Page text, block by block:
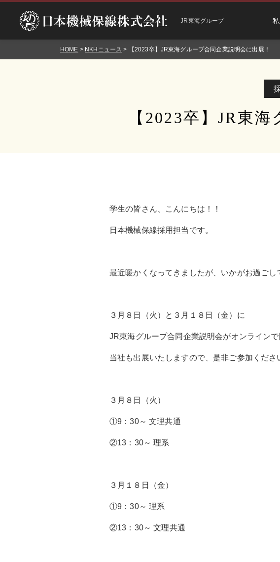
JR東海グループ
HOME > NKHニュース > 【2023卒】JR東海グループ合同企業説明会に出展！
【2023卒】JR東
学生の皆さん、こんにちは！！
日本機械保線採用担当です。
最近暖かくなってきましたが、いかがお過ごし
３月８日（火）と３月１８日（金）に
JR東海グループ合同企業説明会がオンラインで
当社も出展いたしますので、是非ご参加くださ
３月８日（火）
①9：30～ 文理共通
②13：30～ 理系
３月１８日（金）
①9：30～ 理系
②13：30～ 文理共通